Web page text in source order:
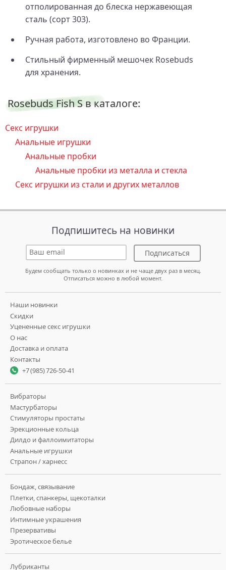
отполированная до блеска нержавеющая
сталь (сорт 303).
Ручная работа, изготовлено во Франции.
Стильный фирменный мешочек Rosebuds
для хранения.
Rosebuds Fish S в каталоге:
Секс игрушки
Анальные игрушки
Анальные пробки
Анальные пробки из металла и стекла
Секс игрушки из стали и других металлов
Подпишитесь на новинки
Подписаться
Будем сообщать только о новинках и не чаще двух раз в месяц.
Отписаться можно в любой момент.
Наши новинки
Скидки
Уцененные секс игрушки
О нас
Доставка и оплата
Контакты
+7 (985) 726-50-41
Вибраторы
Мастурбаторы
Стимуляторы простаты
Эрекционные кольца
Дилдо и фаллоимитаторы
Анальные игрушки
Страпон / харнесс
Бондаж, связывание
Плетки, спанкеры, щекоталки
Любовные наборы
Интимные украшения
Презервативы
Эротическое белье
Лубриканты